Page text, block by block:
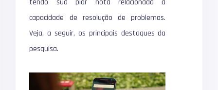
tendo sua pior nota relacionada à
capacidade de resolução de problemas.
Veja, a seguir, os principais destaques da
pesquisa.